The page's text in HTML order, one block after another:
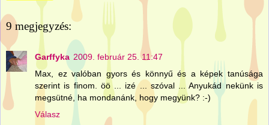
9 megjegyzés:
Garffyka 2009. február 25. 11:47
Max, ez valóban gyors és könnyű és a képek tanúsága
szerint is finom. öö ... izé ... szóval ... Anyukád nekünk is
megsütné, ha mondanánk, hogy megyünk? :-)
Válasz